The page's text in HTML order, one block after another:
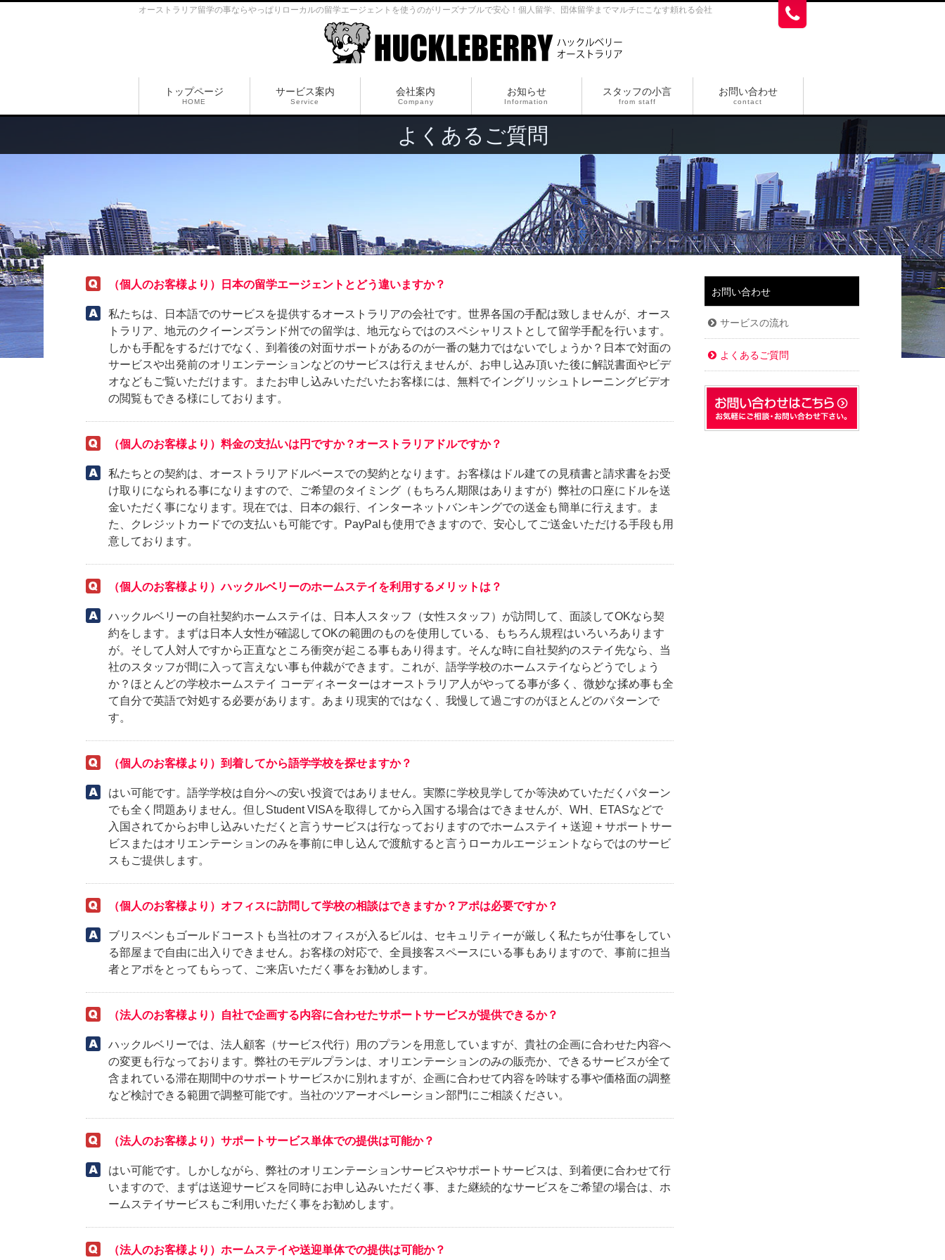
オーストラリア留学の事ならやっぱりローカルの留学エージェントを使うのがリーズナブルで安心！個人留学、団体留学までマルチにこなす頼れる会社
トップページ
HOME
サービス案内
Service
会社案内
Company
お知らせ
Information
スタッフの小言
from staff
お問い合わせ
contact
よくあるご質問
HOME» お問い合わせ » よくあるご質問
（個人のお客様より）日本の留学エージェントとどう違いますか？
私たちは、日本語でのサービスを提供するオーストラリアの会社です。世界各国の手配は致しませんが、オース
トラリア、地元のクイーンズランド州での留学は、地元ならではのスペシャリストとして留学手配を行います。
しかも手配をするだけでなく、到着後の対面サポートがあるのが一番の魅力ではないでしょうか？日本で対面の
サービスや出発前のオリエンテーションなどのサービスは行えませんが、お申し込み頂いた後に解説書面やビデ
オなどもご覧いただけます。またお申し込みいただいたお客様には、無料でイングリッシュトレーニングビデオ
の閲覧もできる様にしております。
（個人のお客様より）料金の支払いは円ですか？オーストラリアドルですか？
私たちとの契約は、オーストラリアドルベースでの契約となります。お客様はドル建ての見積書と請求書をお受
け取りになられる事になりますので、ご希望のタイミング（もちろん期限はありますが）弊社の口座にドルを送
金いただく事になります。現在では、日本の銀行、インターネットバンキングでの送金も簡単に行えます。ま
た、クレジットカードでの支払いも可能です。PayPalも使用できますので、安心してご送金いただける手段も用
意しております。
（個人のお客様より）ハックルベリーのホームステイを利用するメリットは？
ハックルベリーの自社契約ホームステイは、日本人スタッフ（女性スタッフ）が訪問して、面談してOKなら契
約をします。まずは日本人女性が確認してOKの範囲のものを使用している、もちろん規程はいろいろあります
が。そして人対人ですから正直なところ衝突が起こる事もあり得ます。そんな時に自社契約のステイ先なら、当
社のスタッフが間に入って言えない事も仲裁ができます。これが、語学学校のホームステイならどうでしょう
か？ほとんどの学校ホームステイ コーディネーターはオーストラリア人がやってる事が多く、微妙な揉め事も全
て自分で英語で対処する必要があります。あまり現実的ではなく、我慢して過ごすのがほとんどのパターンで
す。
（個人のお客様より）到着してから語学学校を探せますか？
はい可能です。語学学校は自分への安い投資ではありません。実際に学校見学してか等決めていただくパターン
でも全く問題ありません。但しStudent VISAを取得してから入国する場合はできませんが、WH、ETASなどで
入国されてからお申し込みいただくと言うサービスは行なっておりますのでホームステイ + 送迎 + サポートサー
ビスまたはオリエンテーションのみを事前に申し込んで渡航すると言うローカルエージェントならではのサービ
スもご提供します。
（個人のお客様より）オフィスに訪問して学校の相談はできますか？アポは必要ですか？
ブリスベンもゴールドコーストも当社のオフィスが入るビルは、セキュリティーが厳しく私たちが仕事をしてい
る部屋まで自由に出入りできません。お客様の対応で、全員接客スペースにいる事もありますので、事前に担当
者とアポをとってもらって、ご来店いただく事をお勧めします。
（法人のお客様より）自社で企画する内容に合わせたサポートサービスが提供できるか？
ハックルベリーでは、法人顧客（サービス代行）用のプランを用意していますが、貴社の企画に合わせた内容へ
の変更も行なっております。弊社のモデルプランは、オリエンテーションのみの販売か、できるサービスが全て
含まれている滞在期間中のサポートサービスかに別れますが、企画に合わせて内容を吟味する事や価格面の調整
など検討できる範囲で調整可能です。当社のツアーオペレーション部門にご相談ください。
（法人のお客様より）サポートサービス単体での提供は可能か？
はい可能です。しかしながら、弊社のオリエンテーションサービスやサポートサービスは、到着便に合わせて行
いますので、まずは送迎サービスを同時にお申し込みいただく事、また継続的なサービスをご希望の場合は、ホ
ームステイサービスもご利用いただく事をお勧めします。
（法人のお客様より）ホームステイや送迎単体での提供は可能か？
お問い合わせ
サービスの流れ
よくあるご質問